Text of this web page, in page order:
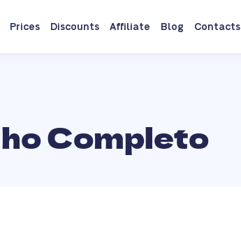
Prices Discounts Affiliate Blog Contacts
Completo